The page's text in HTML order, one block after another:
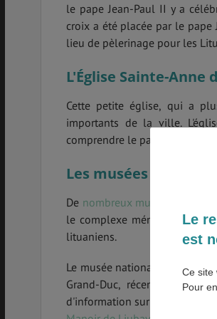
le pape Jean-Paul II y a
croix a été placée par le
lieu de pèlerinage pour les
L'Église Sainte-Anne
Cette petite église, qui a
importants de la ville.
comprendre le passé de la
Les musées
De nombreux musées
le complexe mémorial de
lituaniens.
Le musée national relate
Grand-Duc, récemment
d'information sur l'histoire du
Le
est
Ce site
Pour